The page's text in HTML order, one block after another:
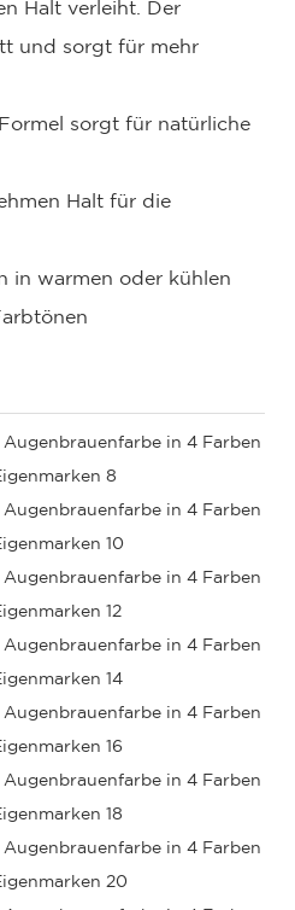
Halt verleiht. Der
und sorgt für mehr
sorgt für natürliche
Halt für die
in warmen oder kühlen